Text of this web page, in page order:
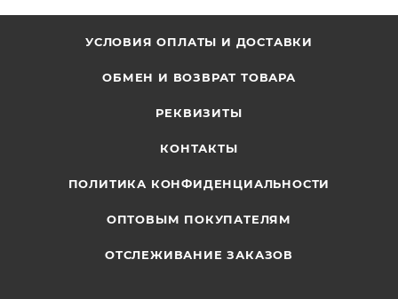
УСЛОВИЯ ОПЛАТЫ И ДОСТАВКИ
ОБМЕН И ВОЗВРАТ ТОВАРА
РЕКВИЗИТЫ
КОНТАКТЫ
ПОЛИТИКА КОНФИДЕНЦИАЛЬНОСТИ
ОПТОВЫМ ПОКУПАТЕЛЯМ
ОТСЛЕЖИВАНИЕ ЗАКАЗОВ